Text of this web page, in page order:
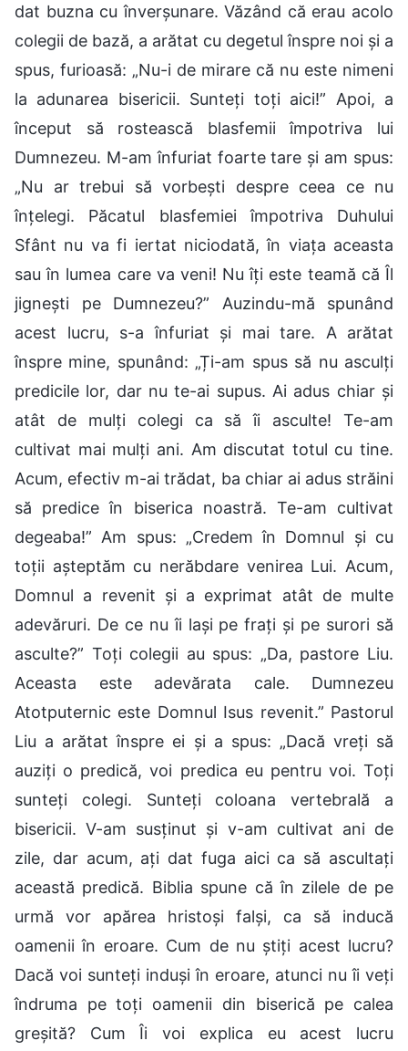
dat buzna cu înverșunare. Văzând că erau acolo
colegii de bază, a arătat cu degetul înspre noi și a
spus, furioasă: „Nu-i de mirare că nu este nimeni
la adunarea bisericii. Sunteți toți aici!” Apoi, a
început să rostească blasfemii împotriva lui
Dumnezeu. M-am înfuriat foarte tare și am spus:
„Nu ar trebui să vorbești despre ceea ce nu
înțelegi. Păcatul blasfemiei împotriva Duhului
Sfânt nu va fi iertat niciodată, în viața aceasta
sau în lumea care va veni! Nu îți este teamă că Îl
jignești pe Dumnezeu?” Auzindu-mă spunând
acest lucru, s-a înfuriat și mai tare. A arătat
înspre mine, spunând: „Ți-am spus să nu asculți
predicile lor, dar nu te-ai supus. Ai adus chiar și
atât de mulți colegi ca să îi asculte! Te-am
cultivat mai mulți ani. Am discutat totul cu tine.
Acum, efectiv m-ai trădat, ba chiar ai adus străini
să predice în biserica noastră. Te-am cultivat
degeaba!” Am spus: „Credem în Domnul și cu
toții așteptăm cu nerăbdare venirea Lui. Acum,
Domnul a revenit și a exprimat atât de multe
adevăruri. De ce nu îi lași pe frați și pe surori să
asculte?” Toți colegii au spus: „Da, pastore Liu.
Aceasta este adevărata cale. Dumnezeu
Atotputernic este Domnul Isus revenit.” Pastorul
Liu a arătat înspre ei și a spus: „Dacă vreți să
auziți o predică, voi predica eu pentru voi. Toți
sunteți colegi. Sunteți coloana vertebrală a
bisericii. V-am susținut și v-am cultivat ani de
zile, dar acum, ați dat fuga aici ca să ascultați
această predică. Biblia spune că în zilele de pe
urmă vor apărea hristoși falși, ca să inducă
oamenii în eroare. Cum de nu știți acest lucru?
Dacă voi sunteți induși în eroare, atunci nu îi veți
îndruma pe toți oamenii din biserică pe calea
greșită? Cum Îi voi explica eu acest lucru